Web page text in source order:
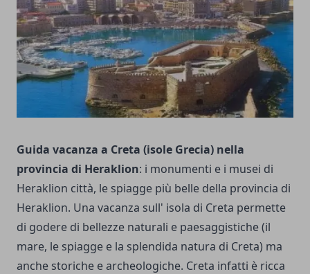
Guida vacanza a Creta (isole Grecia) nella
provincia di Heraklion: i monumenti e i musei di
Heraklion città, le spiagge più belle della provincia di
Heraklion. Una vacanza sull' isola di Creta permette
di godere di bellezze naturali e paesaggistiche (il
mare, le spiagge e la splendida natura di Creta) ma
anche storiche e archeologiche. Creta infatti è ricca